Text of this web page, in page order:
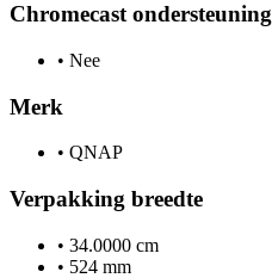
Chromecast ondersteuning
• Nee
Merk
• QNAP
Verpakking breedte
• 34.0000 cm
• 524 mm